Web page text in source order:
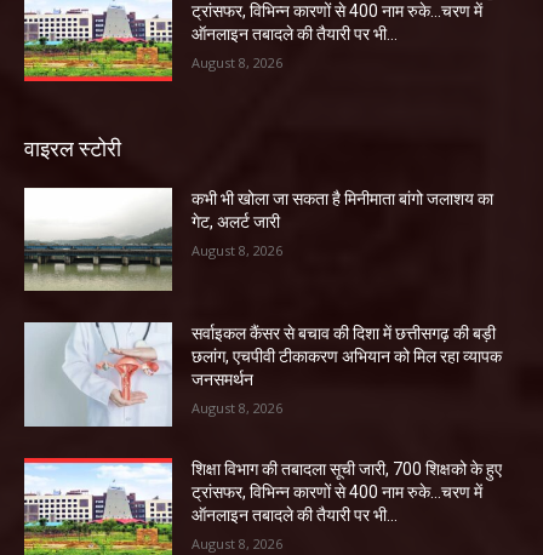
ट्रांसफर, विभिन्न कारणों से 400 नाम रुके…चरण में
ऑनलाइन तबादले की तैयारी पर भी...
August 8, 2026
वाइरल स्टोरी
कभी भी खोला जा सकता है मिनीमाता बांगो जलाशय का
गेट, अलर्ट जारी
August 8, 2026
सर्वाइकल कैंसर से बचाव की दिशा में छत्तीसगढ़ की बड़ी
छलांग, एचपीवी टीकाकरण अभियान को मिल रहा व्यापक
जनसमर्थन
August 8, 2026
शिक्षा विभाग की तबादला सूची जारी, 700 शिक्षको के हुए
ट्रांसफर, विभिन्न कारणों से 400 नाम रुके…चरण में
ऑनलाइन तबादले की तैयारी पर भी...
August 8, 2026